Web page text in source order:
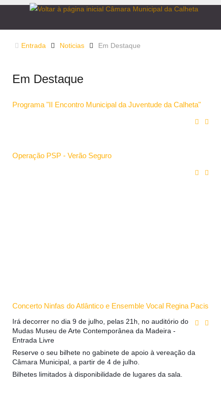
Entrada Noticias Em Destaque
Em Destaque
Programa "II Encontro Municipal da Juventude da Calheta"
Operação PSP - Verão Seguro
Concerto Ninfas do Atlântico e Ensemble Vocal Regina Pacis
Irá decorrer no dia 9 de julho, pelas 21h, no auditório do
Mudas Museu de Arte Contemporânea da Madeira -
Entrada Livre
Reserve o seu bilhete no gabinete de apoio à vereação da
Câmara Municipal, a partir de 4 de julho.
Bilhetes limitados à disponibilidade de lugares da sala.